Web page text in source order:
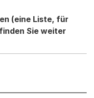
(eine Liste, für
Sie weiter